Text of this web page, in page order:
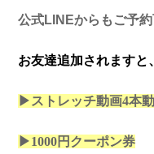
公式LINEからもご予約
お友達追加されますと、
▶ストレッチ動画4本
▶1000円クーポン券